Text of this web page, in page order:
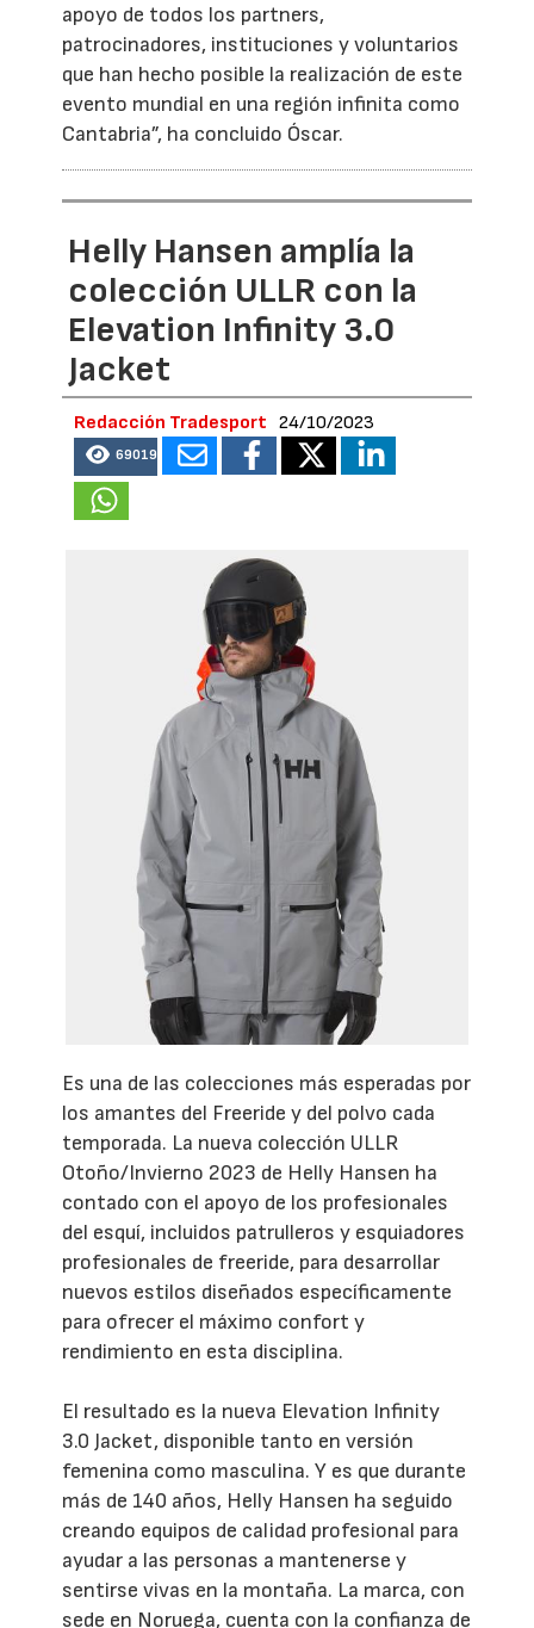
apoyo de todos los partners,
patrocinadores, instituciones y voluntarios
que han hecho posible la realización de este
evento mundial en una región infinita como
Cantabria”, ha concluido Óscar.
Helly Hansen amplía la
colección ULLR con la
Elevation Infinity 3.0
Jacket
Redacción Tradesport 24/10/2023
69019
Es una de las colecciones más esperadas por
los amantes del Freeride y del polvo cada
temporada. La nueva colección ULLR
Otoño/Invierno 2023 de Helly Hansen ha
contado con el apoyo de los profesionales
del esquí, incluidos patrulleros y esquiadores
profesionales de freeride, para desarrollar
nuevos estilos diseñados específicamente
para ofrecer el máximo confort y
rendimiento en esta disciplina.
El resultado es la nueva Elevation Infinity
3.0 Jacket, disponible tanto en versión
femenina como masculina. Y es que durante
más de 140 años, Helly Hansen ha seguido
creando equipos de calidad profesional para
ayudar a las personas a mantenerse y
sentirse vivas en la montaña. La marca, con
sede en Noruega, cuenta con la confianza de